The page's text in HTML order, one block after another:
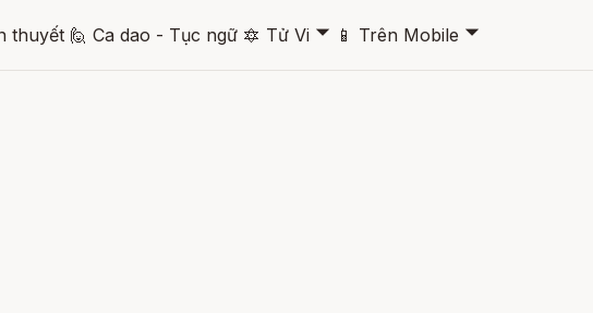
thuyết 🙋 Ca dao - Tục ngữ 🔯 Tử Vi 🞃 📱 Trên Mobile 🞃